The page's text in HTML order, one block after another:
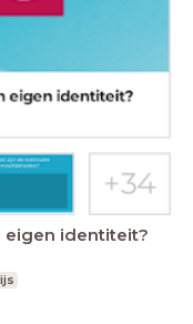
eigen identiteit?